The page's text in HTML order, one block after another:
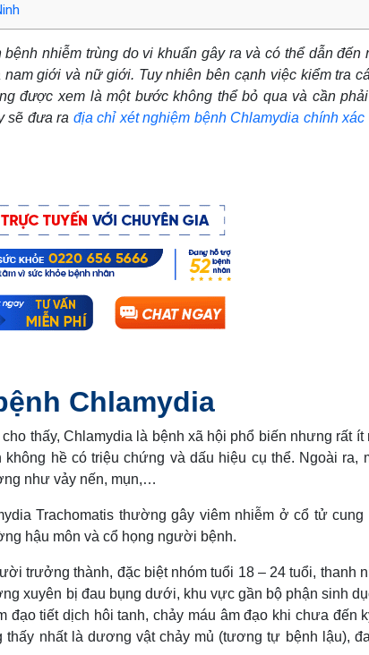
nhiễm trùng do vi khuẩn gây ra và có thể dẫn đến
giới và nữ giới. Tuy nhiên bên cạnh việc kiểm tra
được xem là một bước không thể bỏ qua và cần
sẽ đưa ra địa chỉ xét nghiệm bệnh Chlamydia chính xác
Chlamydia
thấy, Chlamydia là bệnh xã hội phổ biến nhưng rất
hề có triệu chứng và dấu hiệu cụ thể. Ngoài ra,
như vảy nến, mụn,…
Trachomatis thường gây viêm nhiễm ở cổ tử cung
hậu môn và cổ họng người bệnh.
trưởng thành, đặc biệt nhóm tuổi 18 – 24 tuổi, thanh
xuyên bị đau bụng dưới, khu vực gần bộ phận sinh
tiết dịch hôi tanh, chảy máu âm đạo khi chưa đến
nhất là dương vật chảy mủ (tương tự bệnh lậu),